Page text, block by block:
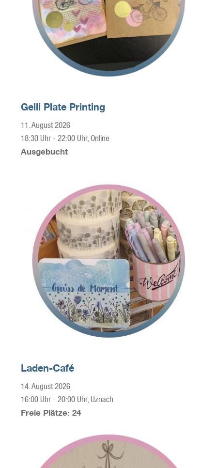
Gelli Plate Printing
11. August 2026
18:30 Uhr- 22:00 Uhr, Online
Ausgebucht
Laden-Café
14. August 2026
16:00 Uhr- 20:00 Uhr, Uznach
Freie Plätze: 24